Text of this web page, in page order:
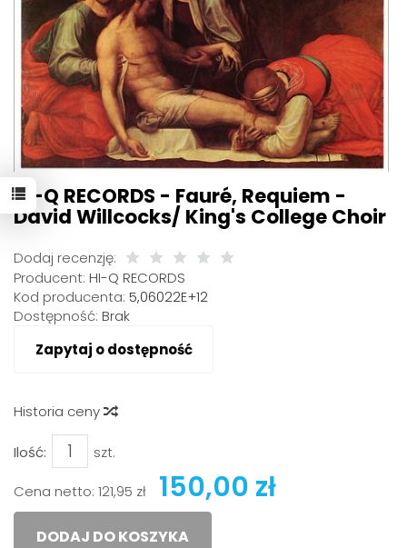
HI-Q RECORDS - Fauré, Requiem -
David Willcocks/ King's College Choir
Dodaj recenzję:
Producent: HI-Q RECORDS
Kod producenta: 5,06022E+12
Dostępność: Brak
Zapytaj o dostępność
Historia ceny
Ilość: szt.
Cena netto: 121,95 zł 150,00 zł
DODAJ DO KOSZYKA